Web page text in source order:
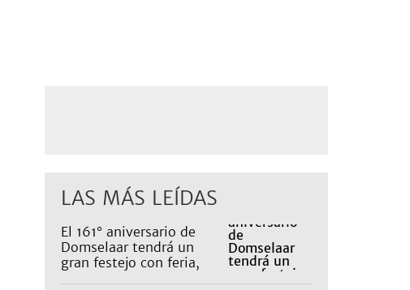
LAS MÁS LEÍDAS
El 161° aniversario de
Domselaar tendrá un
gran festejo con feria,